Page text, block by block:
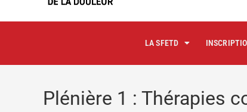
LA SFETD
Plénière 1 : Thérapies